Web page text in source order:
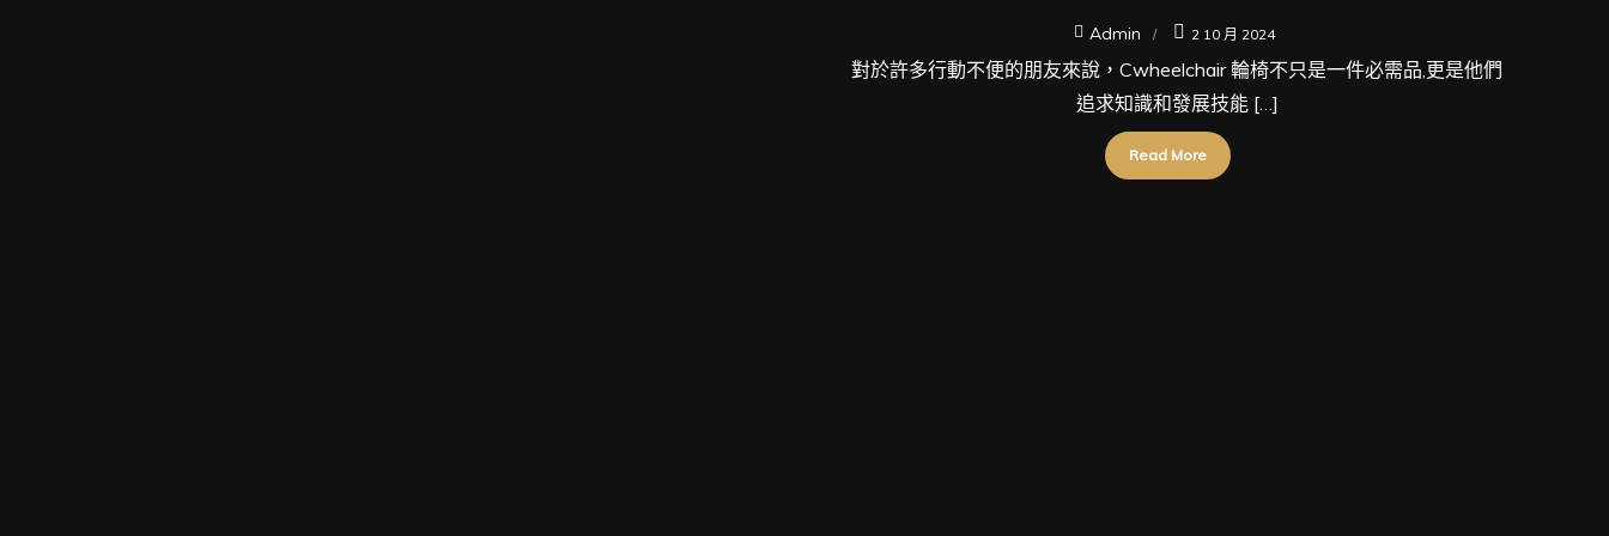
Admin 2 10 月 2024
對於許多行動不便的朋友來說，Cwheelchair 輪椅不只是一件必需品,更是他們
追求知識和發展技能 […]
Read More